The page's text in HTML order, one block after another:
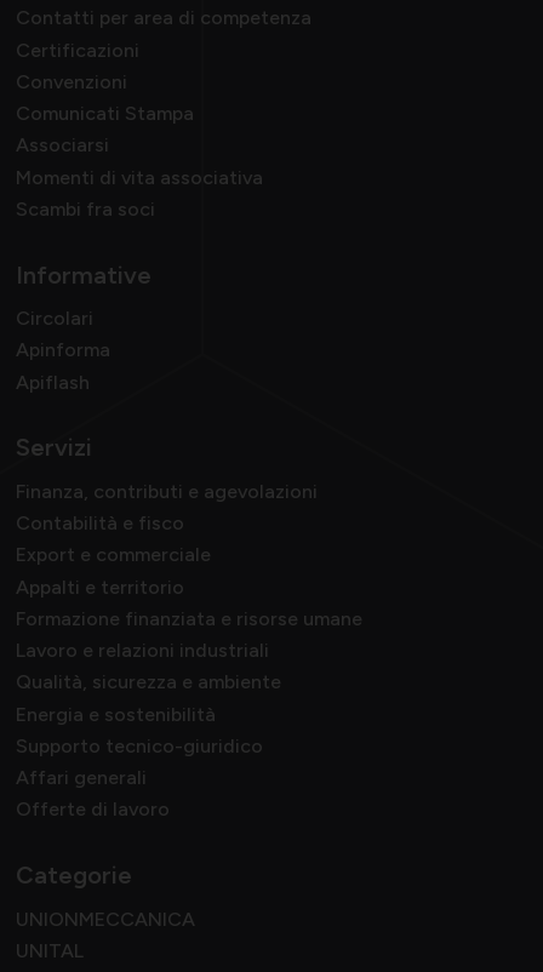
Contatti per area di competenza
Certificazioni
Convenzioni
Comunicati Stampa
Associarsi
Momenti di vita associativa
Scambi fra soci
Informative
Circolari
Apinforma
Apiflash
Servizi
Finanza, contributi e agevolazioni
Contabilità e fisco
Export e commerciale
Appalti e territorio
Formazione finanziata e risorse umane
Lavoro e relazioni industriali
Qualità, sicurezza e ambiente
Energia e sostenibilità
Supporto tecnico-giuridico
Affari generali
Offerte di lavoro
Categorie
UNIONMECCANICA
UNITAL